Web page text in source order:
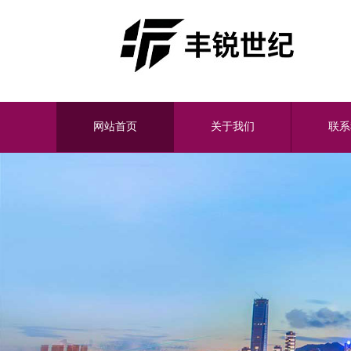
网站首页 关于我们 联